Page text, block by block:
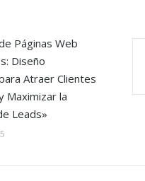
Páginas Web
Diseño
Atraer Clientes
Maximizar la
Leads»